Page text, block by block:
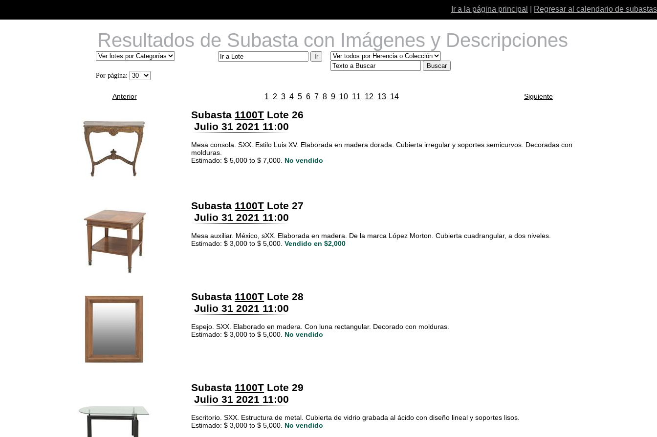
Ir a la página principal Regresar al calendario de subastas
Resultados de Subasta con Imágenes y Descripciones
Por página:
Anterior 1 2 3 4 5 6 7 8 9 10 11 12 13 14 Siguiente
Subasta 1100T Lote 26
Julio 31 2021 11:00
Mesa consola. SXX. Estilo Luis XV. Elaborada en madera dorada. Cubierta irregular y soportes semicurvos. Decoradas con
molduras.
Estimado: $ 5,000 to $ 7,000. No vendido
Subasta 1100T Lote 27
Julio 31 2021 11:00
Mesa auxiliar. México, sXX. Elaborada en madera. De la marca López Morton. Cubierta cuadrangular, a dos niveles.
Estimado: $ 3,000 to $ 5,000. Vendido en $2,000
Subasta 1100T Lote 28
Julio 31 2021 11:00
Espejo. SXX. Elaborado en madera. Con luna rectangular. Decorado con molduras.
Estimado: $ 3,000 to $ 5,000. No vendido
Subasta 1100T Lote 29
Julio 31 2021 11:00
Escritorio. SXX. Estructura de metal. Cubierta de vidrio grabada al ácido con diseño lineal y soportes lisos.
Estimado: $ 3,000 to $ 5,000. No vendido